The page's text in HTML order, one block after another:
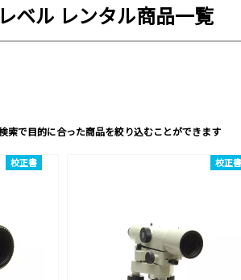
ベル レンタル商品一覧
索で目的に合った商品を絞り込むことができます
校正書 校正書